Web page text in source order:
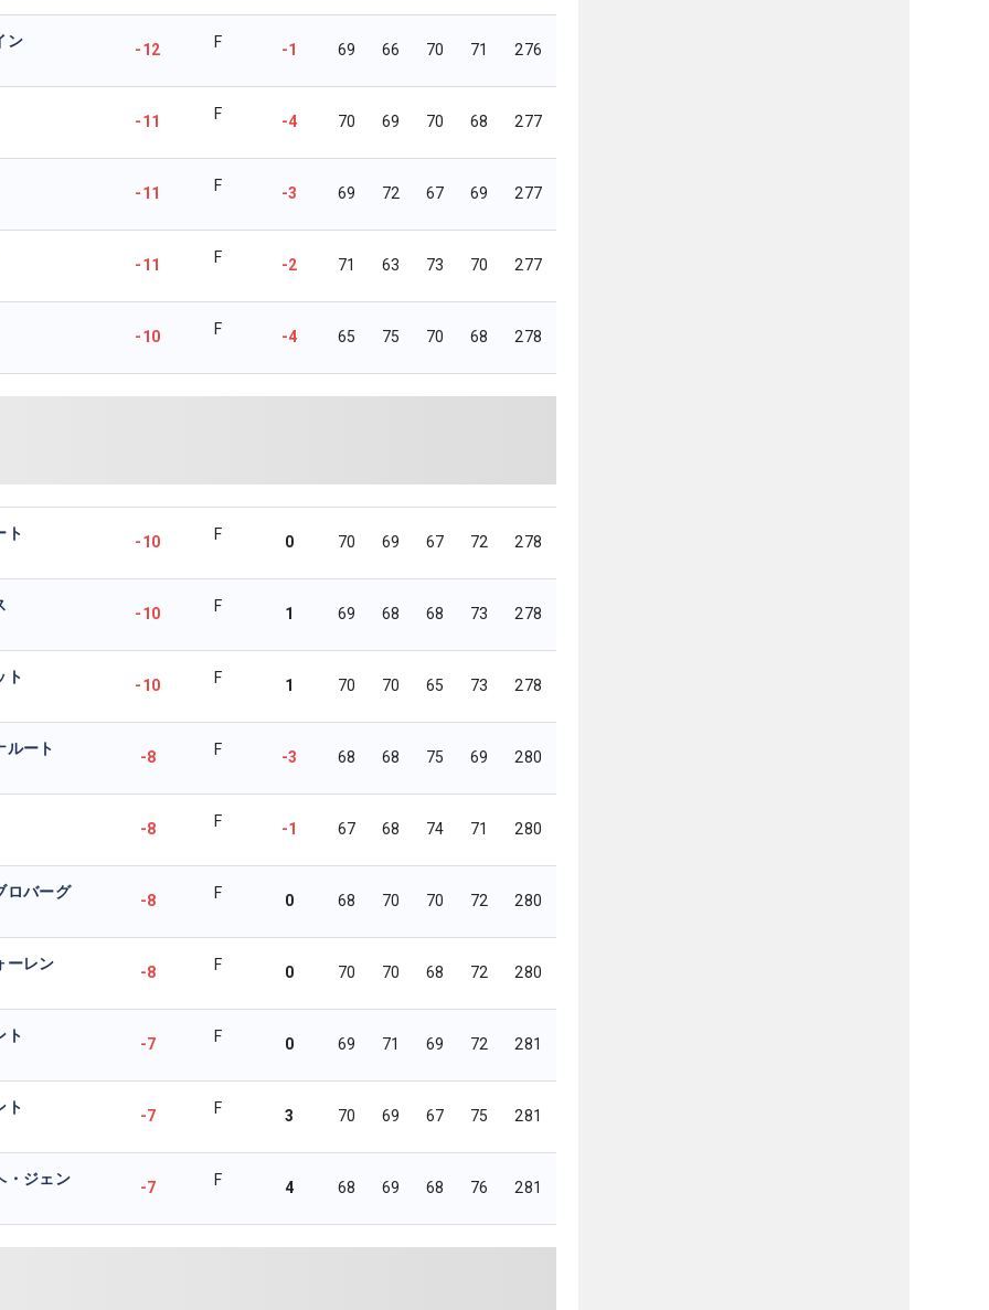
ン -12 F -1 69 66 70 71 276
-11 F -4 70 69 70 68 277
-11 F -3 69 72 67 69 277
-11 F -2 71 63 73 70 277
-10 F -4 65 75 70 68 278
ト -10 F 0 70 69 67 72 278
-10 F 1 69 68 68 73 278
ト -10 F 1 70 70 65 73 278
ルート -8 F -3 68 68 75 69 280
-8 F -1 67 68 74 71 280
ロバーグ -8 F 0 68 70 70 72 280
ーレン -8 F 0 70 70 68 72 280
ト -7 F 0 69 71 69 72 281
ト -7 F 3 70 69 67 75 281
・ジェン -7 F 4 68 69 68 76 281